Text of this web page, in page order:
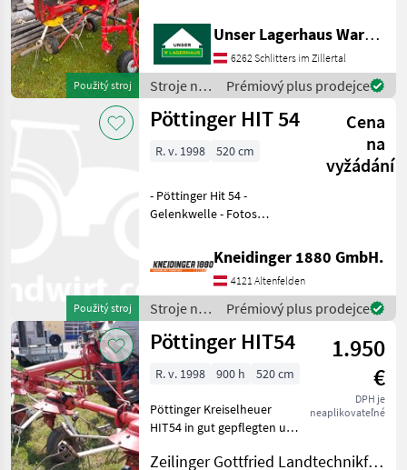
Použitý stroj
Unser Lagerhaus Warenhandelsges.m.b.H.
6262 Schlitters im Zillertal
Stroje na
zber
objemových
Pöttinger
Prémiový plus prodejce
Použitý stroj
Pöttinger HIT 54
Cena
na
vyžádání
R. v. 1998 520 cm
- Pöttinger Hit 54 -
Gelenkwelle - Fotos
ovládač Stroje na zber
objemových krmív
Nariadkovač
Kneidinger 1880 GmbH.
4121 Altenfelden
Stroje na
zber
objemových
Pöttinger
Prémiový plus prodejce
Pöttinger HIT54
1.950
€
DPH je
neaplikovateľné
R. v. 1998 900 h 520 cm
Pöttinger Kreiselheuer
HIT54 in gut gepflegten und
520cm Arbeitsbreite, mit 4
Zeilinger Gottfried Landtechnikfachbetrieb